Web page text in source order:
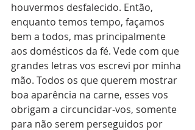
houvermos desfalecido. Então,
enquanto temos tempo, façamos
bem a todos, mas principalmente
aos domésticos da fé. Vede com que
grandes letras vos escrevi por minha
mão. Todos os que querem mostrar
boa aparência na carne, esses vos
obrigam a circuncidar-vos, somente
para não serem perseguidos por